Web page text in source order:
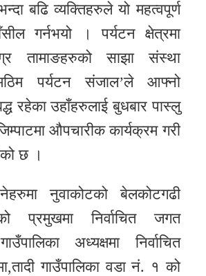
बढि व्यक्तिहरुले यो महत्वपूर्ण
गर्नभयो । पर्यटन क्षेत्रमा
तामाङहरुको साझा संस्था
पर्यटन संजाल’ले आफ्नो
रहेका उहाँहरुलाई बुधबार पास्लु
औपचारीक कार्यक्रम गरी
छ ।
नुवाकोटको बेलकोटगढी
प्रमुखमा निर्वाचित जगत
अध्यक्षमा निर्वाचित
गाउँपालिका वडा नं. १ को